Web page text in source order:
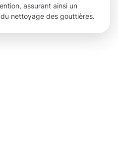
assurant ainsi un
nettoyage des gouttières.